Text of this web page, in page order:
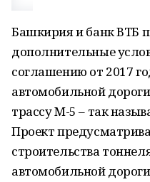
Башкирия и банк ВТБ
дополнительные
соглашению от 2017
автомобильной
трассу М-5 – так
Проект
строительства
автомобильной